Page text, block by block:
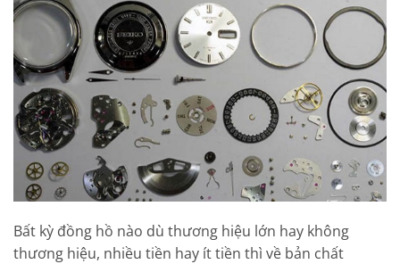
Bất kỳ đồng hồ nào dù thương hiệu lớn hay không
thương hiệu, nhiều tiền hay ít tiền thì về bản chất